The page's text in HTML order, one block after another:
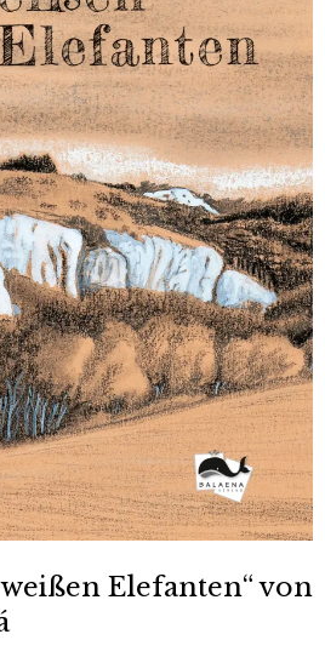
Elefanten“ von